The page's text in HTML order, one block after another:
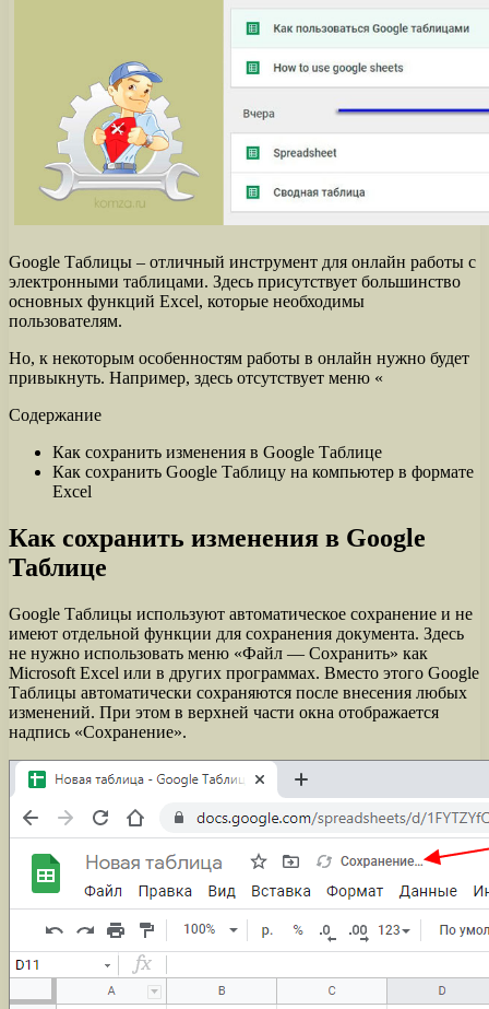
Google Таблицы – отличный инструмент для онлайн работы с
электронными таблицами. Здесь присутствует большинство
основных функций Excel, которые необходимы
пользователям.
Но, к некоторым особенностям работы в онлайн нужно будет
привыкнуть. Например, здесь отсутствует меню «
Содержание
Как сохранить изменения в Google Таблице
Как сохранить Google Таблицу на компьютер в формате
Excel
Как сохранить изменения в Google
Таблице
Google Таблицы используют автоматическое сохранение и не
имеют отдельной функции для сохранения документа. Здесь
не нужно использовать меню «Файл — Сохранить» как
Microsoft Excel или в других программах. Вместо этого Google
Таблицы автоматически сохраняются после внесения любых
изменений. При этом в верхней части окна отображается
надпись «Сохранение».